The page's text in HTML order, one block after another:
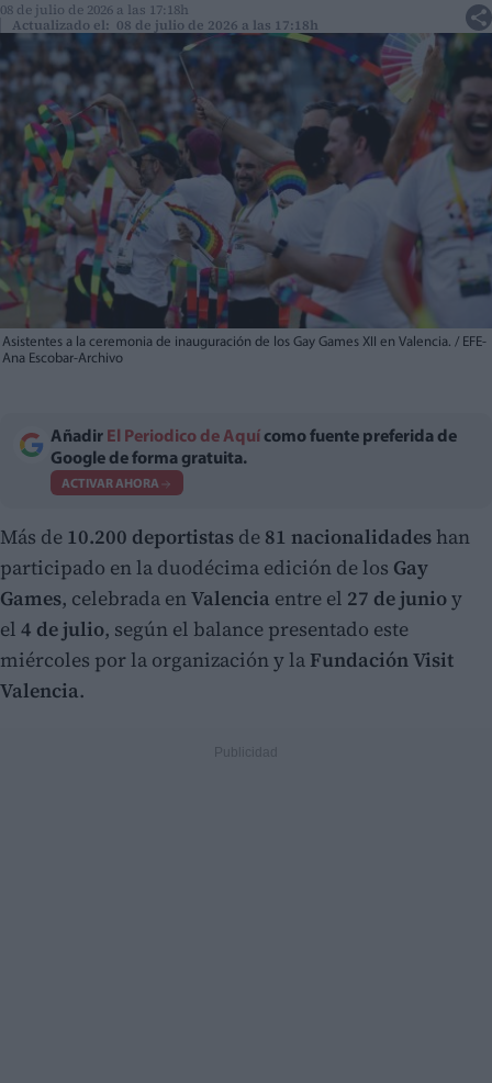
08 de julio de 2026 a las 17:18h
Actualizado el: 08 de julio de 2026 a las 17:18h
Asistentes a la ceremonia de inauguración de los Gay Games XII en Valencia. / EFE-
Ana Escobar-Archivo
Añadir El Periodico de Aquí como fuente preferida de
Google de forma gratuita.
ACTIVAR AHORA
Más de 10.200 deportistas de 81 nacionalidades han
participado en la duodécima edición de los Gay
Games, celebrada enValencia entre el 27 de junioy
el 4 de julio, según el balance presentado este
miércoles por la organización y la Fundación Visit
Valencia.